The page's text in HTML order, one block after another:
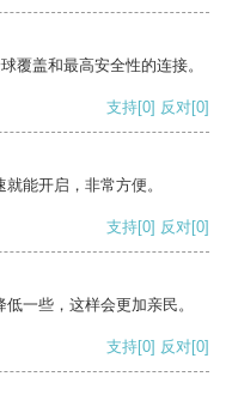
覆盖和最高安全性的连接。
支持[0] 反对[0]
能开启，非常方便。
支持[0] 反对[0]
一些，这样会更加亲民。
支持[0] 反对[0]